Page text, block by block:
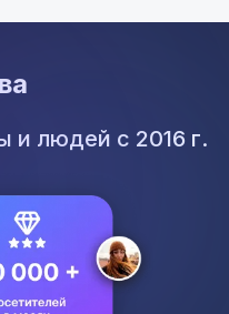
людей с 2016 г.